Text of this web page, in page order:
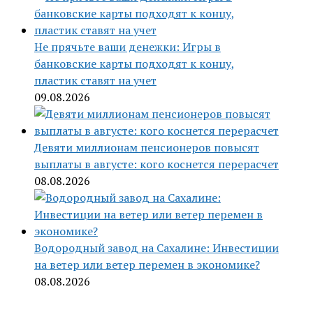
Не прячьте ваши денежки: Игры в
банковские карты подходят к концу,
пластик ставят на учет
09.08.2026
Девяти миллионам пенсионеров повысят
выплаты в августе: кого коснется перерасчет
08.08.2026
Водородный завод на Сахалине: Инвестиции
на ветер или ветер перемен в экономике?
08.08.2026